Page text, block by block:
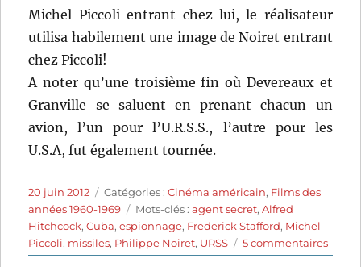
Michel Piccoli entrant chez lui, le réalisateur
utilisa habilement une image de Noiret entrant
chez Piccoli!
A noter qu’une troisième fin où Devereaux et
Granville se saluent en prenant chacun un
avion, l’un pour l’U.R.S.S., l’autre pour les
U.S.A, fut également tournée.
Publié
le
20 juin 2012 Catégories
Catégories :Cinéma américain, Films des
années 1960-1969
Étiquettes
Mots-clés :agent secret,Alfred
Hitchcock,Cuba,espionnage, Frederick Stafford, Michel
Piccoli, missiles, Philippe Noiret, URSS 5 commentairessur
L’étau